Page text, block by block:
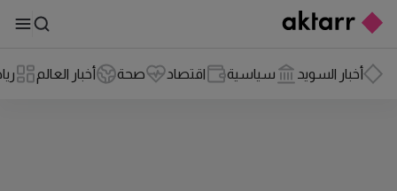
أخبار السويد سياسية اقتصاد صحة أخبار العالم